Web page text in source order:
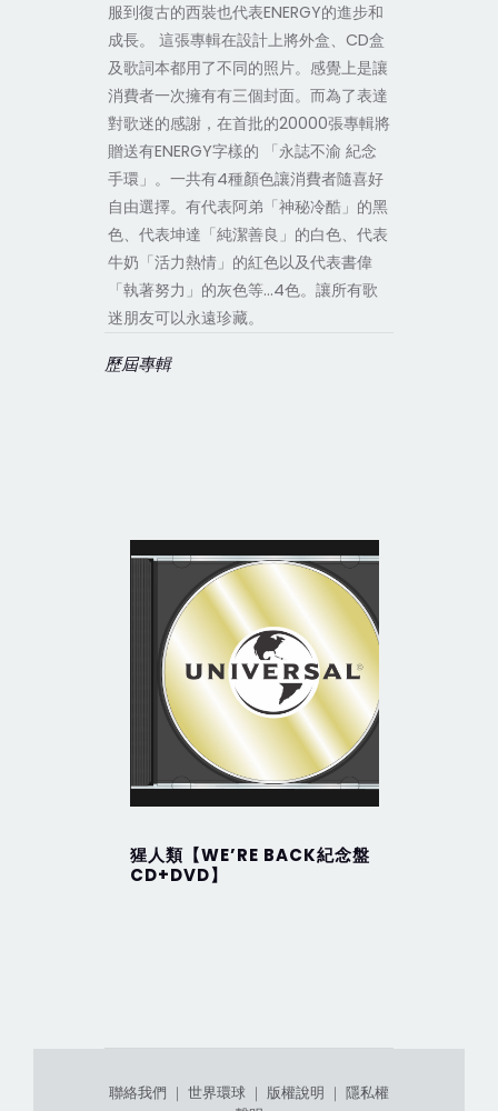
服到復古的西裝也代表ENERGY的進步和
成長。 這張專輯在設計上將外盒、CD盒
及歌詞本都用了不同的照片。感覺上是讓
消費者一次擁有有三個封面。而為了表達
對歌迷的感謝，在首批的20000張專輯將
贈送有ENERGY字樣的 「永誌不渝 紀念
手環」。一共有4種顏色讓消費者隨喜好
自由選擇。有代表阿弟「神秘冷酷」的黑
色、代表坤達「純潔善良」的白色、代表
牛奶「活力熱情」的紅色以及代表書偉
「執著努力」的灰色等…4色。讓所有歌
迷朋友可以永遠珍藏。
歷屆專輯
猩人類【WE’RE BACK紀念盤
CD+DVD】
聯絡我們 ｜ 世界環球 ｜ 版權說明 ｜ 隱私權